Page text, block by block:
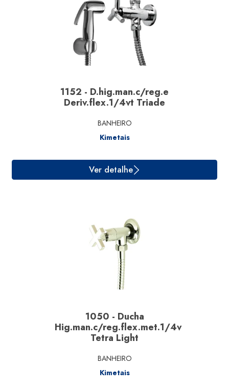
Ver detalhe
Ver detalhe
1152 - D.hig.man.c/reg.e
Deriv.flex.1/4vt Triade
BANHEIRO
Kimetais
1050 - Ducha
Hig.man.c/reg.flex.met.1/4v
Tetra Light
BANHEIRO
Kimetais